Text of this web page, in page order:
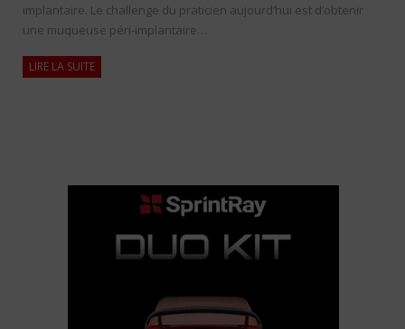
implantaire. Le challenge du praticien aujourd’hui est d’obtenir
une muqueuse péri-implantaire…
LIRE LA SUITE